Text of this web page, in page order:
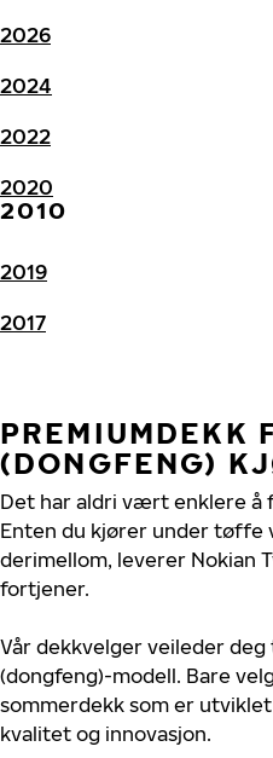
2026
2024
2022
2020
2010
2019
2017
PREMIUMDEKK
(DONGFENG)
Det har aldri vært enklere å
Enten du kjører under tøffe
derimellom, leverer Nokian
fortjener.
Vår dekkvelger veileder
(dongfeng)-modell. Bare
sommerdekk som er
kvalitet og innovasjon.